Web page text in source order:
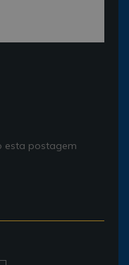
esta postagem